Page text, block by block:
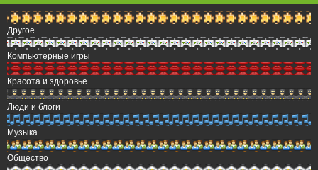
Другое
Компьютерные игры
Красота и здоровье
Люди и блоги
Музыка
Общество